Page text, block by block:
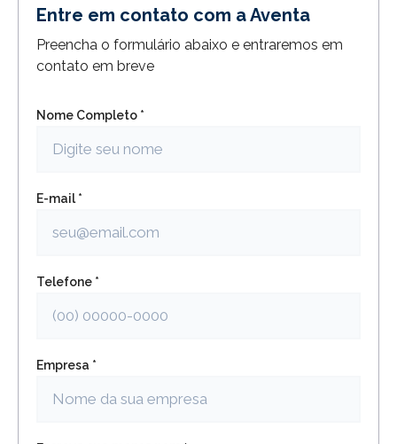
Entre em contato com a Aventa
Preencha o formulário abaixo e entraremos em
contato em breve
Nome Completo *
E-mail *
Telefone *
Empresa *